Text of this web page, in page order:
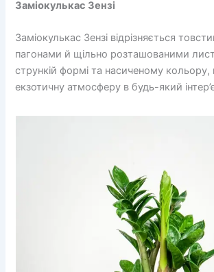
Заміокулькас Зензі
Заміокулькас Зензі відрізняється
пагонами й щільно розташованими
стрункій формі та насиченому кольору,
екзотичну атмосферу в будь-який